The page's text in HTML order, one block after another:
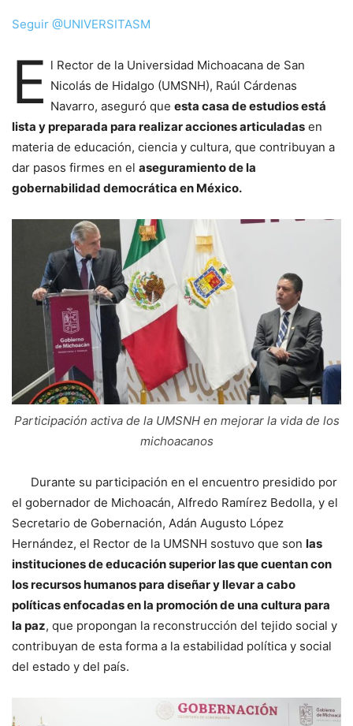
Seguir @UNIVERSITASM
E l Rector de la Universidad Michoacana de San
Nicolás de Hidalgo (UMSNH), Raúl Cárdenas
Navarro, aseguró que esta casa de estudios está
lista y preparada para realizar acciones articuladas en
materia de educación, ciencia y cultura, que contribuyan a
dar pasos firmes en el aseguramiento de la
gobernabilidad democrática en México.
Participación activa de la UMSNH en mejorar la vida de los
michoacanos
Durante su participación en el encuentro presidido por
el gobernador de Michoacán, Alfredo Ramírez Bedolla, y el
Secretario de Gobernación, Adán Augusto López
Hernández, el Rector de la UMSNH sostuvo que son las
instituciones de educación superior las que cuentan con
los recursos humanos para diseñar y llevar a cabo
políticas enfocadas en la promoción de una cultura para
la paz, que propongan la reconstrucción del tejido social y
contribuyan de esta forma a la estabilidad política y social
del estado y del país.